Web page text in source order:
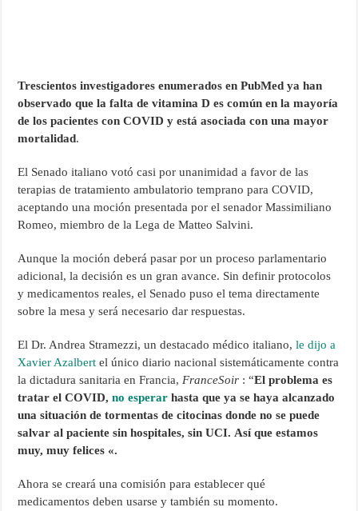
Trescientos investigadores enumerados en PubMed ya han
observado que la falta de vitamina D es común en la mayoría
de los pacientes con COVID y está asociada con una mayor
mortalidad.
El Senado italiano votó casi por unanimidad a favor de las
terapias de tratamiento ambulatorio temprano para COVID,
aceptando una moción presentada por el senador Massimiliano
Romeo, miembro de la Lega de Matteo Salvini.
Aunque la moción deberá pasar por un proceso parlamentario
adicional, la decisión es un gran avance. Sin definir protocolos
y medicamentos reales, el Senado puso el tema directamente
sobre la mesa y será necesario dar respuestas.
El Dr. Andrea Stramezzi, un destacado médico italiano,le dijo a
Xavier Azalbert el único diario nacional sistemáticamente contra
la dictadura sanitaria en Francia,FranceSoir : “El problema es
tratar el COVID,no esperar hasta que ya se haya alcanzado
una situación de tormentas de citocinas donde no se puede
salvar al paciente sin hospitales, sin UCI. Así que estamos
muy, muy felices «.
Ahora se creará una comisión para establecer qué
medicamentos deben usarse y también su momento.